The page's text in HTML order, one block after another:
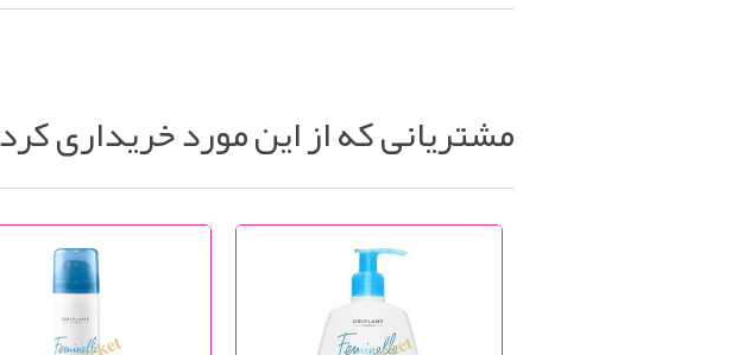
مشتریانی که از این مورد خریداری